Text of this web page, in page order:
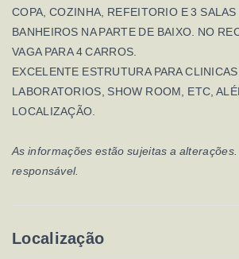
COPA, COZINHA, REFEITORIO E 3 SALAS
BANHEIROS NA PARTE DE BAIXO. NO
VAGA PARA 4 CARROS.
EXCELENTE ESTRUTURA PARA CLINICAS
LABORATORIOS, SHOW ROOM, ETC,
LOCALIZAÇÃO.
As informações estão sujeitas a
responsável.
Localização